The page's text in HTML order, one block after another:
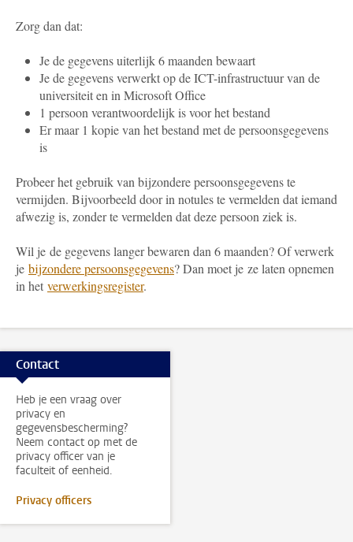
Zorg dan dat:
Je de gegevens uiterlijk 6 maanden bewaart
Je de gegevens verwerkt op de ICT-infrastructuur van de
universiteit en in Microsoft Office
1 persoon verantwoordelijk is voor het bestand
Er maar 1 kopie van het bestand met de persoonsgegevens
is
Probeer het gebruik van bijzondere persoonsgegevens te
vermijden. Bijvoorbeeld door in notules te vermelden dat iemand
afwezig is, zonder te vermelden dat deze persoon ziek is.
Wil je de gegevens langer bewaren dan 6 maanden? Of verwerk
je bijzondere persoonsgegevens? Dan moet je ze laten opnemen
in het verwerkingsregister.
Contact
Heb je een vraag over
privacy en
gegevensbescherming?
Neem contact op met de
privacy officer van je
faculteit of eenheid.
Privacy officers